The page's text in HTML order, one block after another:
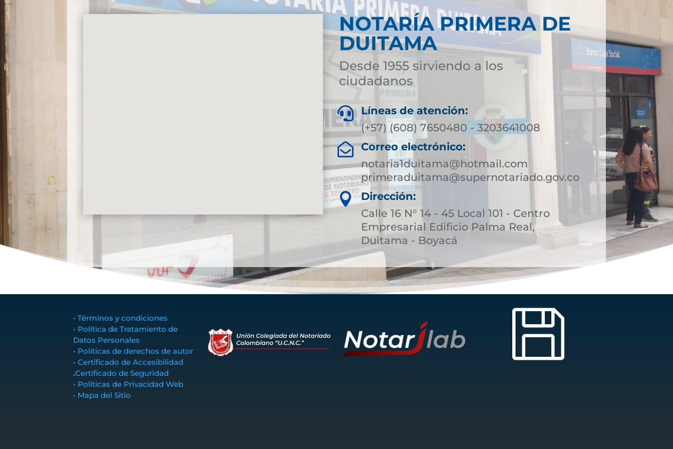
NOTARÍA PRIMERA DE
DUITAMA
Desde 1955 sirviendo a los
ciudadanos

Líneas de atención:
(+57) (608) 7650480 - 3203641008
 Correo electrónico:
notaria1duitama@hotmail.com
primeraduitama@supernotariado.gov.co

Dirección:
Calle 16 N° 14 - 45 Local 101 - Centro
Empresarial Edificio Palma Real,
Duitama - Boyacá
• Términos y condiciones
• Política de Tratamiento de
Datos Personales
• Políticas de derechos de autor
• Certificado de Accesibilidad
.Certificado de Seguridad
• Políticas de Privacidad Web
• Mapa del Sitio
